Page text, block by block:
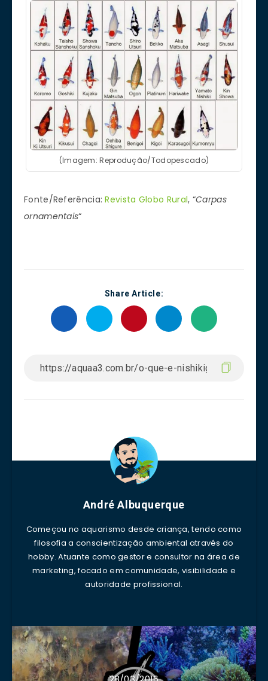
(Imagem: Reprodução/Todopescado)
Fonte/Referência:Revista Globo Rural, “Carpas
ornamentais“
Share Article:
André Albuquerque
Começou no aquarismo desde criança, tendo como
filosofia a conscientização ambiental através do
hobby. Atuante como gestor e consultor na área de
marketing, focado em comunidade, visibilidade e
autoridade profissional.